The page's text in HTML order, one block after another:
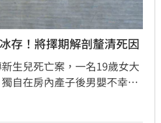
存！將擇期解剖釐清死因
生兒死亡案，一名19歲女大
自在房內產子後男嬰不幸夭
備將嬰屍藏於房內，直至家